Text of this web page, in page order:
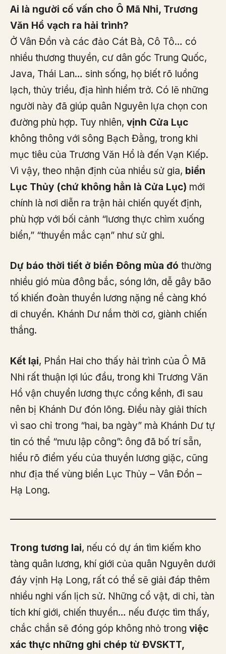
Ai là người cố vấn cho Ô Mã Nhi, Trương
Văn Hổ vạch ra hải trình?
Ở Vân Đồn và các đảo Cát Bà, Cô Tô… có
nhiều thương thuyền, cư dân gốc Trung Quốc,
Java, Thái Lan… sinh sống, họ biết rõ luồng
lạch, thủy triều, địa hình hiểm trở. Có lẽ những
người này đã giúp quân Nguyên lựa chọn con
đường phù hợp. Tuy nhiên, vịnh Cửa Lục
không thông với sông Bạch Đằng, trong khi
mục tiêu của Trương Văn Hổ là đến Vạn Kiếp.
Vì vậy, theo nhận định của nhiều sử gia, biển
Lục Thủy (chứ không hẳn là Cửa Lục) mới
chính là nơi diễn ra trận hải chiến quyết định,
phù hợp với bối cảnh “lương thực chìm xuống
biển,” “thuyền mắc cạn” như sử ghi.
Dự báo thời tiết ở biển Đông mùa đó thường
nhiều gió mùa đông bắc, sóng lớn, dễ gây bão
tố khiến đoàn thuyền lương nặng nề càng khó
di chuyển. Khánh Dư nắm thời cơ, giành chiến
thắng.
Kết lại, Phần Hai cho thấy hải trình của Ô Mã
Nhi rất thuận lợi lúc đầu, trong khi Trương Văn
Hổ vận chuyển lương thực cồng kềnh, đi sau
nên bị Khánh Dư đón lõng. Điều này giải thích
vì sao chỉ trong “hai, ba ngày” mà Khánh Dư tự
tin có thể “mưu lập công”: ông đã bố trí sẵn,
hiểu rõ điểm yếu của thuyền lương giặc, cũng
như địa thế vùng biển Lục Thủy – Vân Đồn –
Hạ Long.
Trong tương lai, nếu có dự án tìm kiếm kho
tàng quân lương, khí giới của quân Nguyên dưới
đáy vịnh Hạ Long, rất có thể sẽ giải đáp thêm
nhiều nghi vấn lịch sử. Những cổ vật, di chỉ, tàn
tích khí giới, chiến thuyền… nếu được tìm thấy,
chắc chắn sẽ đóng góp không nhỏ trong việc
xác thực những ghi chép từ ĐVSKTT,